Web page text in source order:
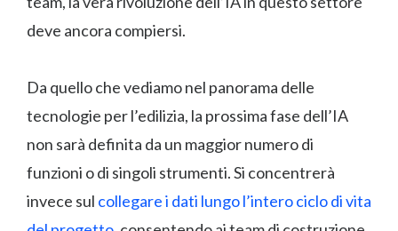
deve ancora compiersi.
Da quello che vediamo nel panorama delle
tecnologie per l’edilizia, la prossima fase dell’IA
non sarà definita da un maggior numero di
funzioni o di singoli strumenti. Si concentrerà
invece sul collegare i dati lungo l’intero ciclo di vita